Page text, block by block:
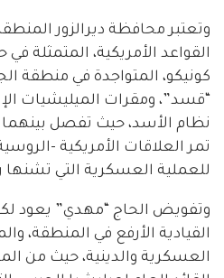
وتعتبر محافظة ديرالزور
القواعد الأمريكية، المتمثلة
كونيكو، المتواجدة في منطقة
“قسد”، ومقرات الميليشيات
نظام الأسد، حيث تفصل بينهما
تمر العلاقات الأمريكية -
للعملية العسكرية التي تشنها
وتفويض الحاج “مهدي” يعود
القيادية الأرفع في المنطقة،
العسكرية والدينية، حيث من